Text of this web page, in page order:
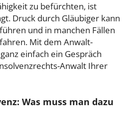
zu befürchten, ist
Druck durch Gläubiger kann
und in manchen Fällen
Mit dem Anwalt-
einfach ein Gespräch
Anwalt Ihrer
Was muss man dazu